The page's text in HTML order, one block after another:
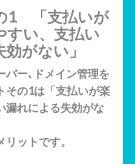
1 「支払いが
すい、支払い
がない」
バー､ドメイン管理を
その1は「支払いが楽
漏れによる失効がな
ットです。